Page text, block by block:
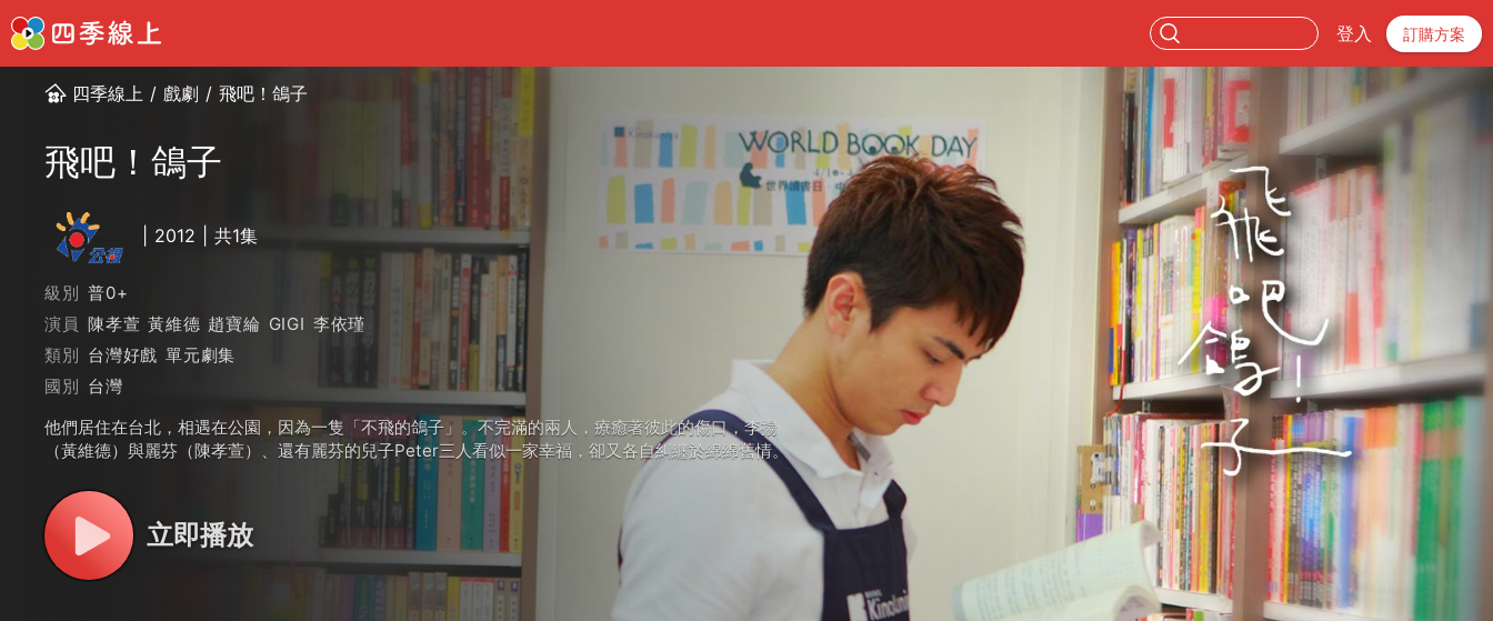
登入 訂購方案
四季線上 / 戲劇 / 飛吧！鴿子
飛吧！鴿子
2012 共1集
級別 普0+
演員 陳孝萱 黃維德 趙寶綸 GIGI 李依瑾
類別 台灣好戲 單元劇集
國別 台灣
他們居住在台北，相遇在公園，因為一隻「不飛的鴿子」。不完滿的兩人，療癒著彼此的傷口，李揚
（黃維德）與麗芬（陳孝萱）、還有麗芬的兒子Peter三人看似一家幸福，卻又各自糾纏於綿綿舊情。
立即播放